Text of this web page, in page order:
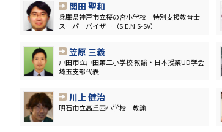
関田 聖和
兵庫県神戸市立桜の宮小学校 特別支援教育士
スーパーバイザー（S.E.N.S-SV）
笠原 三義
戸田市立戸田第二小学校 教諭・日本授業UD学会
埼玉支部代表
川上 健治
明石市立高丘西小学校 教諭